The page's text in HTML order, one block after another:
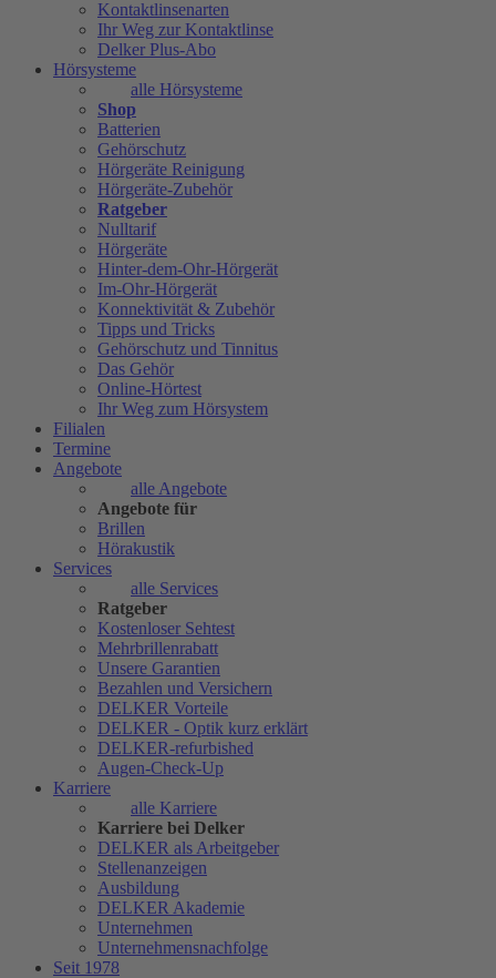
Kontaktlinsenarten
Ihr Weg zur Kontaktlinse
Delker Plus-Abo
Hörsysteme
alle Hörsysteme
Shop
Batterien
Gehörschutz
Hörgeräte Reinigung
Hörgeräte-Zubehör
Ratgeber
Nulltarif
Hörgeräte
Hinter-dem-Ohr-Hörgerät
Im-Ohr-Hörgerät
Konnektivität & Zubehör
Tipps und Tricks
Gehörschutz und Tinnitus
Das Gehör
Online-Hörtest
Ihr Weg zum Hörsystem
Filialen
Termine
Angebote
alle Angebote
Angebote für
Brillen
Hörakustik
Services
alle Services
Ratgeber
Kostenloser Sehtest
Mehrbrillenrabatt
Unsere Garantien
Bezahlen und Versichern
DELKER Vorteile
DELKER - Optik kurz erklärt
DELKER-refurbished
Augen-Check-Up
Karriere
alle Karriere
Karriere bei Delker
DELKER als Arbeitgeber
Stellenanzeigen
Ausbildung
DELKER Akademie
Unternehmen
Unternehmensnachfolge
Seit 1978